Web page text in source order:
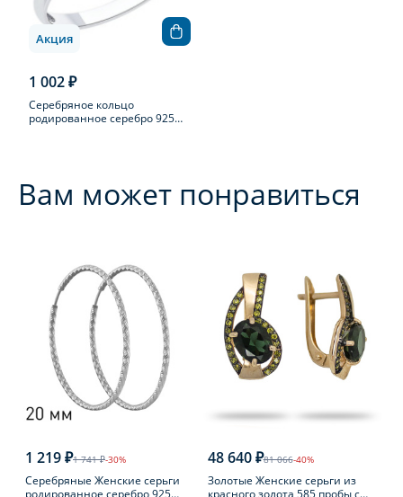
1 002 ₽
Серебряное кольцо
родированное серебро 925
Акция
Вам может понравиться
1 219 ₽1 741 ₽-30%
Серебряные Женские серьги
родированное серебро 925
48 640 ₽81 066-40%
Золотые Женские серьги из
красного золота 585 пробы с